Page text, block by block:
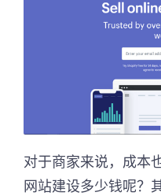
对于商家来说，成本
网站建设多少钱呢？